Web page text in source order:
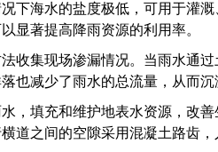
下海水的盐度极低，可用于灌
显著提高降雨资源的利用率。
收集现场渗漏情况。当雨水通
也减少了雨水的总流量，从而
，填充和维护地表水资源，改
道之间的空隙采用混凝土路齿